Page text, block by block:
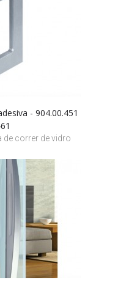
- 904.00.451
de correr de vidro